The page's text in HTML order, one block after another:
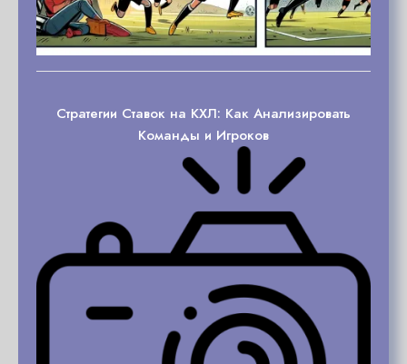
Стратегии Ставок на КХЛ: Как Анализировать
Команды и Игроков